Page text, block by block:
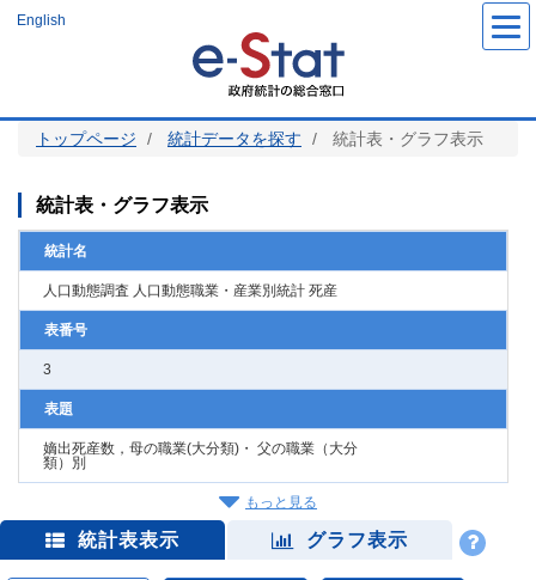
ツ
English
トップページ 統計データを探す 統計表・グラフ表示
統計表・グラフ表示
統計名
人口動態調査 人口動態職業・産業別統計 死産
表番号
3
表題
嫡出死産数，母の職業(大分類)・ 父の職業（大分
類）別
もっと見る
統計表表示 グラフ表示